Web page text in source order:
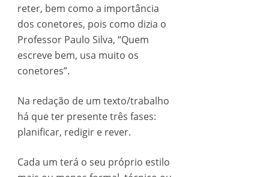
reter, bem como a importância
dos conetores, pois como dizia o
Professor Paulo Silva, “Quem
escreve bem, usa muito os
conetores”.
Na redação de um texto/trabalho
há que ter presente três fases:
planificar, redigir e rever.
Cada um terá o seu próprio estilo